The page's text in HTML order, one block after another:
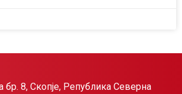
бр. 8, Скопје, Република Северна